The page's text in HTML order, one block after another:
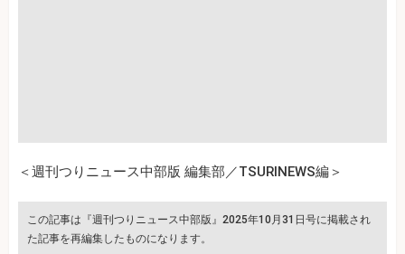
＜週刊つりニュース中部版 編集部／TSURINEWS編＞
この記事は『週刊つりニュース中部版』2025年10月31日号に掲載され
た記事を再編集したものになります。